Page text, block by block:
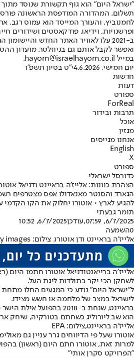
"ישראל היום" הוא גוף תקשורת שנוסד מתוך
ופרשנויות, וידיאו, פודקאסטים ושידורים
ב-2021 עלו לאוויר האתר החדש
ואפשר לקבל אותם גם בניוזלטר. מועדון
במייל hayom@israelhayom.co.il.
יום חמישי, 4.6.2026
י"ט בסיון תשפ"ו
חדשות
דעות
ספורט
ForReal
תרבות ובידור
אוכל
מגזין
אנחנו מגייסים
English
X
ספורט
כדורסל ישראלי
הצהרת כוונות: אלייז'ה בראיינט ודניאל
להגיע לארץ • אוטורו יחלוק את הקו הקדמי
תומר גבעתי
6/7/2025, 07:59
,עודכן6/7/2025, 10:52
0השמעה
אלייז'ה בראיינט ודן אוטורו. צילום: Getty images
אלייז׳ה ברייאנטודניאל אוטורו חתמו היום
לשחקן הכי יקר בתולדות ליגת העל.
ל"ישראל היום" נודע כי המגעים החלו
לישראל במצב של מלחמה או חשש מצידו.
בראיינט, שנחת ב-2018 בהפועל אילת הישר מהקולג',
הוא שב ליורוליג כשחתם בטורקיה, שיחק ארבע עונות בקבוצה
אלייז'ה בראיינט,צילום: EPA
אוטורו שעל פי הדיווחים גרר עניין גם
למרות זאת, אוטורו חתם היום (ראשון)
"הפרויקט סקרן אותי"